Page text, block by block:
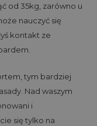
od 35kg, zarówno u
nauczyć się
kontakt ze
tym bardziej
Nad waszym
i
się tylko na